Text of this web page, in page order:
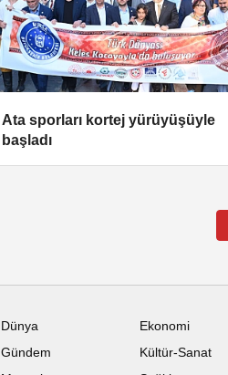
Ata sporları kortej yürüyüşüyle
başladı
Dünya
Ekonomi
Gündem
Kültür-Sanat